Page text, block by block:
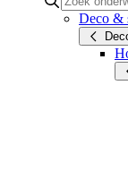
Deco &